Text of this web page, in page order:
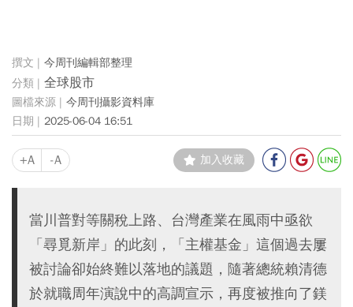
今周刊編輯部整理
全球股市
今周刊攝影資料庫
2025-06-04 16:51
+A -A 加入收藏
當川普對等關稅上路、台灣產業在風雨中亟欲
「尋覓新岸」的此刻，「主權基金」這個過去屢
被討論卻始終難以落地的議題，隨著總統賴清德
於就職周年演說中的高調宣示，再度被推向了鎂